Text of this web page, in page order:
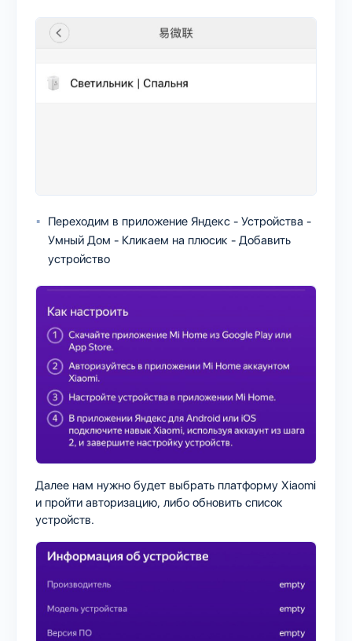
Переходим в приложение Яндекс - Устройства -
Умный Дом - Кликаем на плюсик - Добавить
устройство
Далее нам нужно будет выбрать платформу Xiaomi
и пройти авторизацию, либо обновить список
устройств.